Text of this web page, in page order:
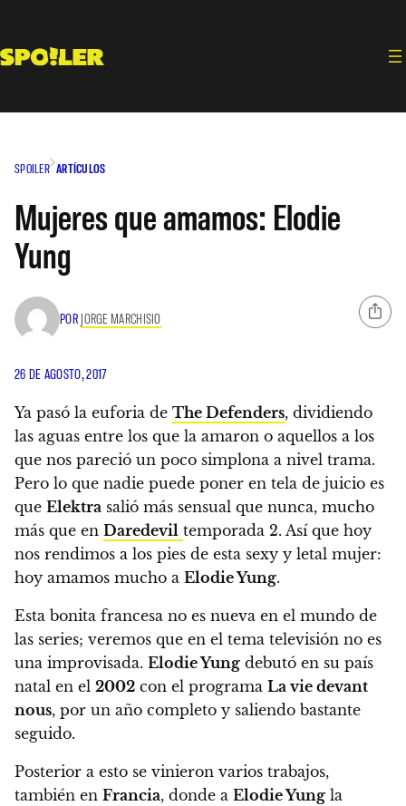
contenido
SPOILER ARTÍCULOS
Mujeres que amamos: Elodie
Yung
POR JORGE MARCHISIO
26 DE AGOSTO, 2017
Ya pasó la euforia de The Defenders, dividiendo
las aguas entre los que la amaron o aquellos a los
que nos pareció un poco simplona a nivel trama.
Pero lo que nadie puede poner en tela de juicio es
que Elektra salió más sensual que nunca, mucho
más que en Daredevil temporada 2. Así que hoy
nos rendimos a los pies de esta sexy y letal mujer:
hoy amamos mucho a Elodie Yung.
Esta bonita francesa no es nueva en el mundo de
las series; veremos que en el tema televisión no es
una improvisada. Elodie Yung debutó en su país
natal en el 2002 con el programa La vie devant
nous, por un año completo y saliendo bastante
seguido.
Posterior a esto se vinieron varios trabajos,
también en Francia, donde a Elodie Yung la